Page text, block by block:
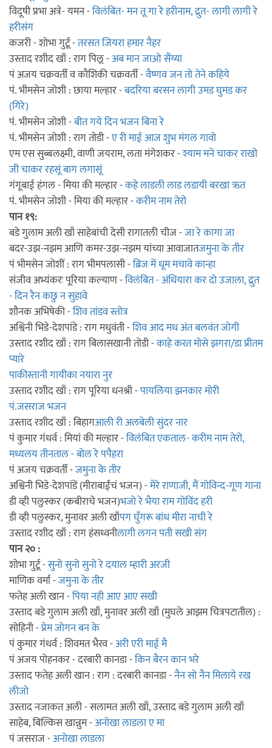
विदूषी प्रभा अत्रे- यमन -विलंबित- मन तू गा रे हरीनाम, द्रुत- लागी लागी रे
हरीसंग
कजरी - शोभा गुर्टू -तरसत जियरा हमार नैहर
उस्ताद रशीद खाँ : राग पिलू -अब मान जाओ सैंय्या
पं अजय चक्रवर्ती व कौशिकी चक्रवर्ती -वैष्णव जन तो तेने कहिये
पं. भीमसेन जोशी : छाया मल्हार -बदरिया बरसन लागी उमड घुमड कर
(गिरे)
पं. भीमसेन जोशी -बीत गये दिन भजन बिना रे
पं. भीमसेन जोशी : राग तोडी -ए री माई आज शुभ मंगल गावो
एम एस सुब्बलक्ष्मी, वाणी जयराम, लता मंगेशकर -श्याम मने चाकर राखो
जी चाकर रहसूं बाग लगासूं
गंगूबाई हंगल - मिया की मल्हार -कहे लाडली लाड लडायी बरखा ऋत
पं. भीमसेन जोशी - मिया की मल्हार -करीम नाम तेरो
पान १९:
बडे गुलाम अली खाँ साहेबांची देसी रागातली चीज -जा रे कागा जा
बदर-उझ-नझम आणि कमर-उझ-नझम यांच्या आवाजातजमुना के तीर
पं भीमसेन जोशीं : राग भीमपलासी -ब्रिज में धूम मचावे कान्हा
संजीव अभ्यंकरः पूरिया कल्याण -विलंबित - अंधियारा कर दो उजाला, द्रुत
- दिन रैन कछु न सुहावे
शौनक अभिषेकी -शिव तांडव स्तोत्र
अश्विनी भिडे-देशपांडे : राग मधुवंती -शिव आद मध अंत बलवंत जोगी
उस्ताद रशीद खाँ : राग बिलासखानी तोडी -काहे करत मोसे झगरा/डा प्रीतम
प्यारे
पाकीस्तानी गायीका नयारा नुर
उस्ताद रशीद खाँ : राग पूरिया धनश्री -पायलिया झनकार मोरी
पं.जसराज भजन
उस्ताद रशीद खाँ : बिहागआली री अलबेली सुंदर नार
पं कुमार गंधर्व : मियां की मल्हार -विलंबित एकताल- करीम नाम तेरो,
मध्यलय तीनताल - बोल रे पपैहरा
पं अजय चक्रवर्ती -जमुना के तीर
अश्विनी भिडे-देशपांडें (मीराबाईंचं भजन) -मेरे राणाजी, मैं गोविन्द-गूण गाना
डी व्ही पलुस्कर (कबीराचे भजन)भजो रे भैया राम गोविंद हरी
डी व्ही पलुस्कर, मुनावर अली खाँपग घुँगरू बांध मीरा नाची रे
उस्ताद रशीद खाँ : राग हंसध्वनीलागी लगन पती सखी संग
पान २० :
शोभा गुर्टू -सुनो सुनो सुनो रे दयाल म्हारी अरजी
माणिक वर्मा -जमुना के तीर
फतेह अली खान -पिया नही आए आए सखी
उस्ताद बडे गुलाम अली खाँ, मुनावर अली खाँ (मुघले आझम चित्रपटातील) :
सोहिनी -प्रेम जोगन बन के
पं कुमार गंधर्व : शिवमत भैरव -अरी एरी माई मै
पं अजय पोहनकर - दरबारी कानडा -किन बैरन कान भरे
उस्ताद फतेह अली खान : राग : दरबारी कानडा -नैन सो नैन मिलाये रख
लीजो
उस्ताद नजाकत अली - सलामत अली खाँ, उस्ताद बडे गुलाम अली खाँ
साहेब, बिल्किस खान्नुम -अनोखा लाडला ए मा
पं जसराज -अनोखा लाडला